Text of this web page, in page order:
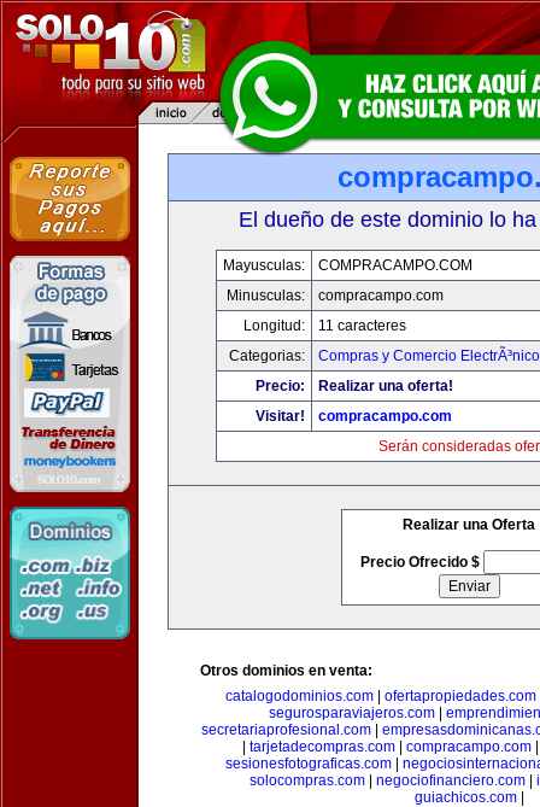
El dueño de este dominio lo
Mayusculas:
COMPRACAMPO.COM
Minusculas:
compracampo.com
Longitud:
11 caracteres
Categorias:
Compras y Comercio ElectrÃ³nico
Precio:
Realizar una oferta!
Visitar!
compracampo.com
Serán consideradas
Realizar una Oferta
Precio Ofrecido $
Otros dominios en venta:
catalogodominios.com| ofertapropiedades.com
segurosparaviajeros.com
secretariaprofesional.com|
tarjetadecompras.com compracampo.com
sesionesfotograficas.com
solocompras.com| negociofinanciero.com|
guiachicos.com|